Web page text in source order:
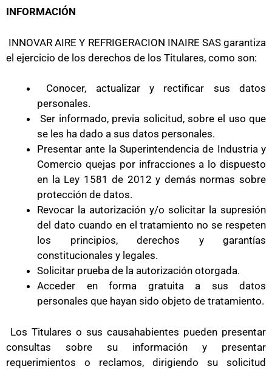
INFORMACIÓN
INNOVAR AIRE Y REFRIGERACION INAIRE SAS garantiza
el ejercicio de los derechos de los Titulares, como son:
Conocer, actualizar y rectificar sus datos
personales.
Ser informado, previa solicitud, sobre el uso que
se les ha dado a sus datos personales.
Presentar ante la Superintendencia de Industria y
Comercio quejas por infracciones a lo dispuesto
en la Ley 1581 de 2012 y demás normas sobre
protección de datos.
Revocar la autorización y/o solicitar la supresión
del dato cuando en el tratamiento no se respeten
los principios, derechos y garantías
constitucionales y legales.
Solicitar prueba de la autorización otorgada.
Acceder en forma gratuita a sus datos
personales que hayan sido objeto de tratamiento.
Los Titulares o sus causahabientes pueden presentar
consultas sobre su información y presentar
requerimientos o reclamos, dirigiendo su solicitud